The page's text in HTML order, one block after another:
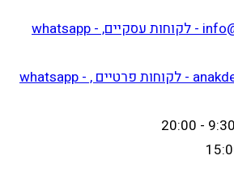
info@anakdeal.com - לקוחות עסקיים, whatsapp -
anakdeal@gmail.com - לקוחות פרטיים , whatsapp -